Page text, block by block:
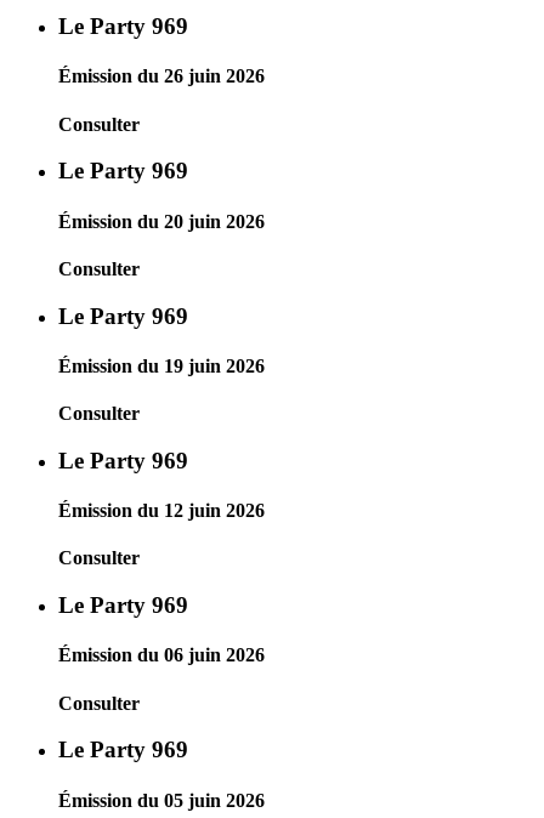
Le Party 969
Émission du 26 juin 2026
Consulter
Le Party 969
Émission du 20 juin 2026
Consulter
Le Party 969
Émission du 19 juin 2026
Consulter
Le Party 969
Émission du 12 juin 2026
Consulter
Le Party 969
Émission du 06 juin 2026
Consulter
Le Party 969
Émission du 05 juin 2026